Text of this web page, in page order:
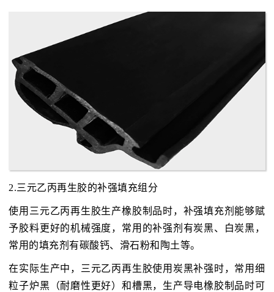
2.三元乙丙再生胶的补强填充组分
使用三元乙丙再生胶生产橡胶制品时，补强填充剂能够赋
予胶料更好的机械强度，常用的补强剂有炭黑、白炭黑，
常用的填充剂有碳酸钙、滑石粉和陶土等。
在实际生产中，三元乙丙再生胶使用炭黑补强时，常用细
粒子炉黑（耐磨性更好）和槽黑，生产导电橡胶制品时可